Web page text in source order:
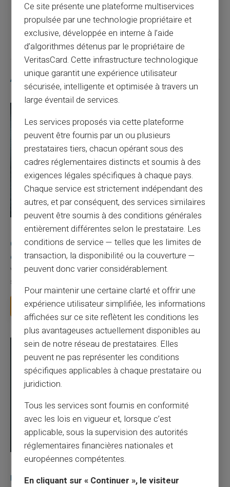
Article suivant
Articles similaires
10/08/2026 Veritas Carte prépayée
Quelle est la différence entre un RIB et un IBAN
en France ?
Votre employeur vous demande votre RIB pour verser votre
salaire. La CAF vous demande votre IBAN pou...
Lire la suite
03/08/2026 Veritas Carte prépayée
Une carte bancaire gratuite sans compte, ça
Ce site présente une plateforme multiservices
propulsée par une technologie propriétaire et
exclusive, développée en interne à l’aide
d’algorithmes détenus par le propriétaire de
VeritasCard. Cette infrastructure technologique
unique garantit une expérience utilisateur
sécurisée, intelligente et optimisée à travers un
large éventail de services.
Les services proposés via cette plateforme
peuvent être fournis par un ou plusieurs
prestataires tiers, chacun opérant sous des
cadres réglementaires distincts et soumis à des
exigences légales spécifiques à chaque pays.
Chaque service est strictement indépendant des
autres, et par conséquent, des services similaires
peuvent être soumis à des conditions générales
entièrement différentes selon le prestataire. Les
conditions de service — telles que les limites de
transaction, la disponibilité ou la couverture —
peuvent donc varier considérablement.
Pour maintenir une certaine clarté et offrir une
expérience utilisateur simplifiée, les informations
affichées sur ce site reflètent les conditions les
plus avantageuses actuellement disponibles au
sein de notre réseau de prestataires. Elles
peuvent ne pas représenter les conditions
spécifiques applicables à chaque prestataire ou
juridiction.
Tous les services sont fournis en conformité
avec les lois en vigueur et, lorsque c’est
applicable, sous la supervision des autorités
réglementaires financières nationales et
européennes compétentes.
En cliquant sur « Continuer », le visiteur